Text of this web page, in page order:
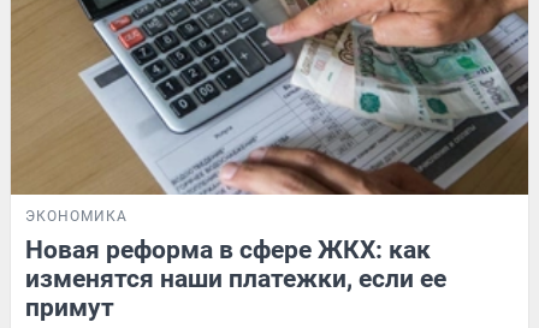
ЭКОНОМИКА
Новая реформа в сфере ЖКХ: как
изменятся наши платежки, если ее
примут